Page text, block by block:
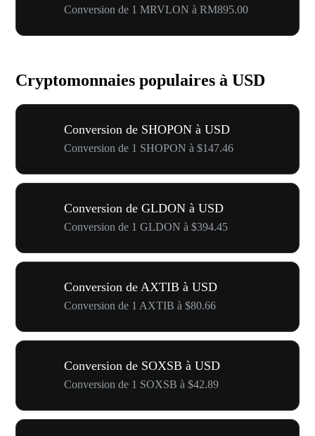
Conversion de 1 MRVLON à RM895.00
Cryptomonnaies populaires à USD
Conversion de SHOPON à USD
Conversion de 1 SHOPON à $147.46
Conversion de GLDON à USD
Conversion de 1 GLDON à $394.45
Conversion de AXTIB à USD
Conversion de 1 AXTIB à $80.66
Conversion de SOXSB à USD
Conversion de 1 SOXSB à $42.89